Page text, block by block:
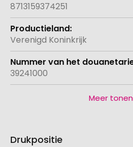
8713159374251
Verenigd Koninkrijk
39241000
Meer tonen
Drukpositie